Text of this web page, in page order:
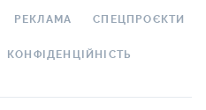
РЕКЛАМА СПЕЦПРОЄКТИ
КОНФІДЕНЦІЙНІСТЬ